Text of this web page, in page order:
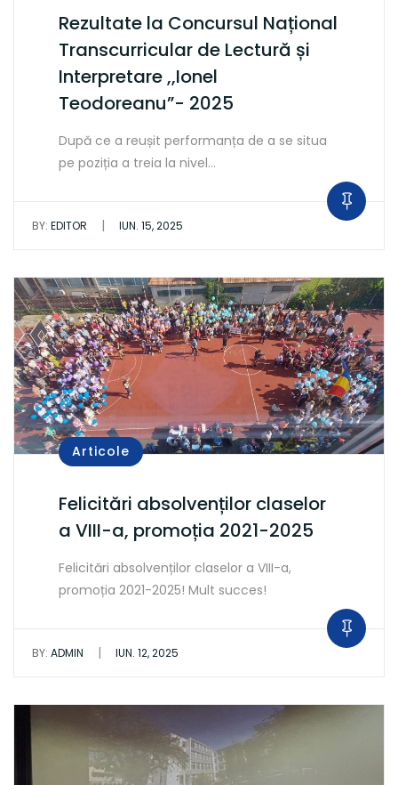
Rezultate la Concursul Național
Transcurricular de Lectură și
Interpretare ,,Ionel
Teodoreanu”- 2025
După ce a reușit performanța de a se situa
pe poziția a treia la nivel…
BY: EDITOR | IUN. 15, 2025
Articole
Felicitări absolvenților claselor
a VIII-a, promoția 2021-2025
Felicitări absolvenților claselor a VIII-a,
promoția 2021-2025! Mult succes!
BY: ADMIN | IUN. 12, 2025